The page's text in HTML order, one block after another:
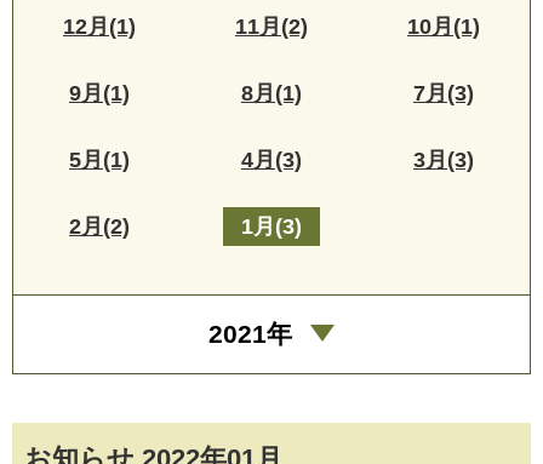
12月(1) 11月(2) 10月(1)
9月(1) 8月(1) 7月(3)
5月(1) 4月(3) 3月(3)
2月(2) 1月(3)
2021年